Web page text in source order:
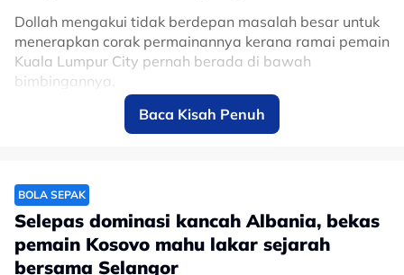
Tambahnya, bola sepak bukan sekadar pertandingan
90 minit di atas padang, tetapi ia lebih kepada
semangat kesukanan yang mampu bina perpaduan,
Dollah mengakui tidak berdepan masalah besar untuk
menerapkan corak permainannya kerana ramai pemain
Kuala Lumpur City pernah berada di bawah
bimbingannya.
Kali terakhir dia membimbing pasukan sebagai
jurulatih adalah pada 2022 apabila dilantik sebagai
Christophe Gamel.
Selepas tugasan tersebut, bekas pengendali Harimau
Malaya itu menggalas peranan sebagai pengurus Tok
Gajah dari 2023 hingga 2025 sebelum kembali ke
Baca Kisah Penuh
BOLA SEPAK
Selepas dominasi kancah Albania, bekas
pemain Kosovo mahu lakar sejarah
bersama Selangor